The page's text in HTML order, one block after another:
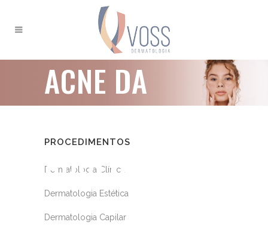
ACNE DA
ADULTA
PROCEDIMENTOS
Dermatologia Clínica
Dermatologia Estética
Dermatologia Capilar